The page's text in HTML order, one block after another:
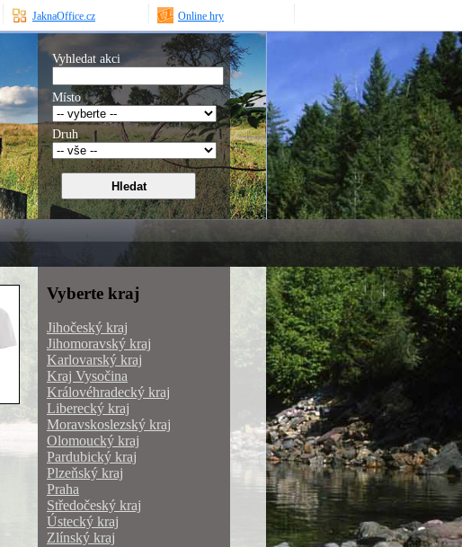
JaknaOffice.cz Online hry
Vyhledat akci
Místo
Druh
Vyberte kraj
Jihočeský kraj
Jihomoravský kraj
Karlovarský kraj
Kraj Vysočina
Královéhradecký kraj
Liberecký kraj
Moravskoslezský kraj
Olomoucký kraj
Pardubický kraj
Plzeňský kraj
Praha
Středočeský kraj
Ústecký kraj
Zlínský kraj